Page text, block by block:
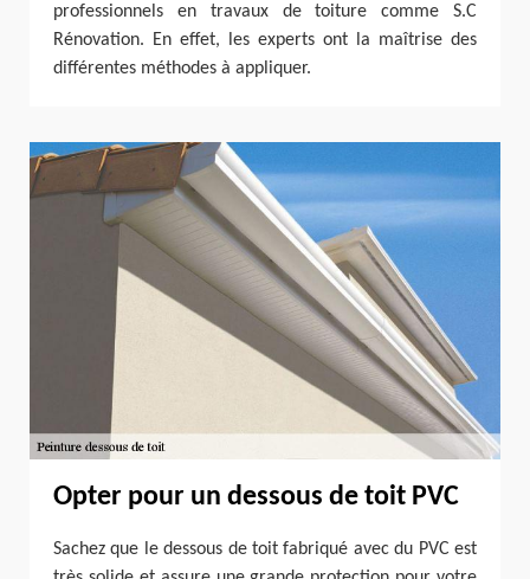
professionnels en travaux de toiture comme S.C
Rénovation. En effet, les experts ont la maîtrise des
différentes méthodes à appliquer.
Opter pour un dessous de toit PVC
Sachez que le dessous de toit fabriqué avec du PVC est